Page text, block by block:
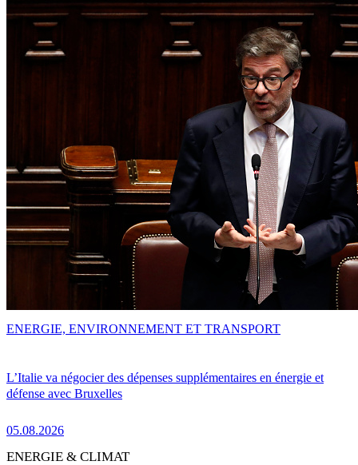
L’Italie va négocier des dépenses supplémentaires en énergie et
défense avec Bruxelles
05.08.2026
ENERGIE, ENVIRONNEMENT ET TRANSPORT
ENERGIE & CLIMAT